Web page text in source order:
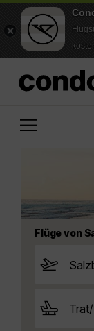
Flüge von